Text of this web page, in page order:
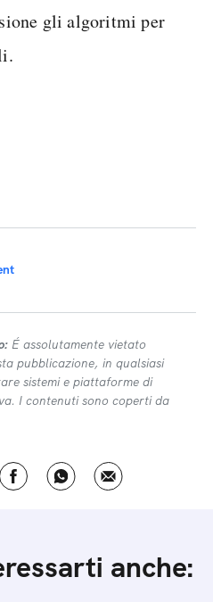
gli algoritmi per
É assolutamente vietato
pubblicazione, in qualsiasi
sistemi e piattaforme di
I contenuti sono coperti da
anche: